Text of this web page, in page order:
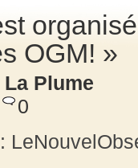
OGM! »
Plume
0